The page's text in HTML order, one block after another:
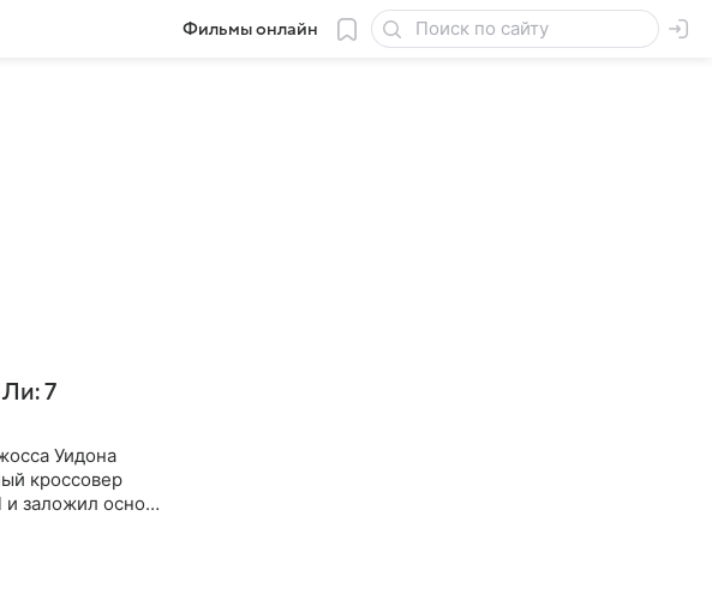
Фильмы онлайн
7
Уидона
кроссовер
заложил основу